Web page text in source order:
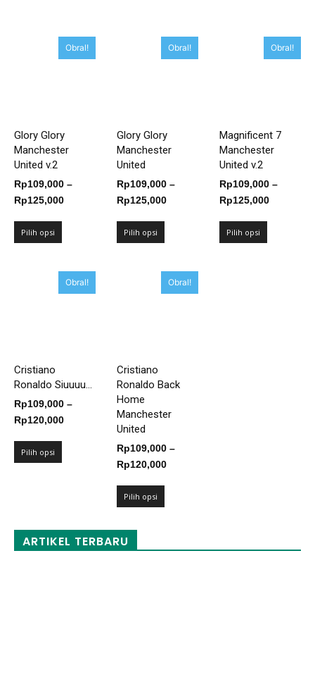
Obral!
Glory Glory
Manchester
United v.2
Rp109,000 –
Rp125,000Rentang
Pilih opsi
Obral!
Glory Glory
Manchester
United
Rp109,000 –
Rp125,000Rentang
Pilih opsi
Obral!
Magnificent 7
Manchester
United v.2
Rp109,000 –
Rp125,000Rentang
Pilih opsi
Obral!
Cristiano
Ronaldo Siuuuu...
Rp109,000 –
Rp120,000Rentang
Pilih opsi
Obral!
Cristiano
Ronaldo Back
Home
Manchester
United
Rp109,000 –
Rp120,000Rentang
Pilih opsi
ARTIKEL TERBARU